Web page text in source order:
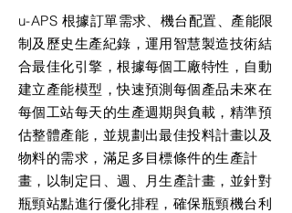
u-APS 根據訂單需求、機台配置、產能限
制及歷史生產紀錄，運用智慧製造技術結
合最佳化引擎，根據每個工廠特性，自動
建立產能模型，快速預測每個產品未來在
每個工站每天的生產週期與負載，精準預
估整體產能，並規劃出最佳投料計畫以及
物料的需求，滿足多目標條件的生產計
畫，以制定日、週、月生產計畫，並針對
瓶頸站點進行優化排程，確保瓶頸機台利